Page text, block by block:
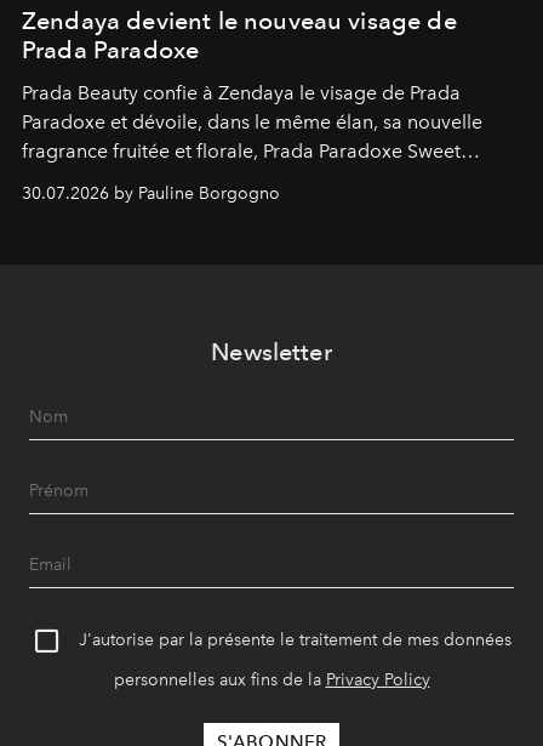
Zendaya devient le nouveau visage de
Prada Paradoxe
Prada Beauty confie à Zendaya le visage de Prada
Paradoxe et dévoile, dans le même élan, sa nouvelle
fragrance fruitée et florale, Prada Paradoxe Sweet
30.07.2026 by Pauline Borgogno
Newsletter
J'autorise par la présente le traitement de mes données
personnelles aux fins de la Privacy Policy